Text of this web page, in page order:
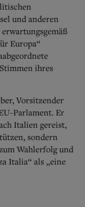
und anderen
Europa“
ihres
Vorsitzender
Parlament. Er
Italien gereist,
sondern
Wahlerfolg und
Italia“ als „eine